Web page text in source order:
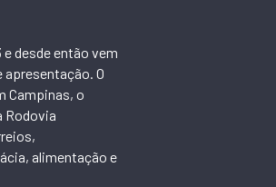
desde então vem
O
Campinas, o
Rodovia
alimentação e